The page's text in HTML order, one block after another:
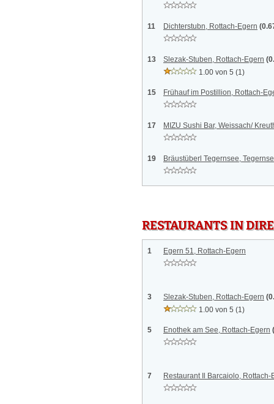
11 Dichterstubn, Rottach-Egern
13 Slezak-Stuben, Rottach-Egern
1.00 von 5 (1)
15 Frühauf im Postillion, Rottach-
17 MIZU Sushi Bar, Weissach/
19 Bräustüberl Tegernsee,
RESTAURANTS IN
1 Egern 51, Rottach-Egern
3 Slezak-Stuben, Rottach-Egern
1.00 von 5 (1)
5 Enothek am See, Rottach-Egern
7 Restaurant Il Barcaiolo, Rottach-